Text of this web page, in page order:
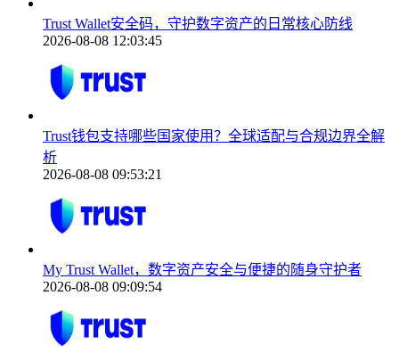
Trust Wallet安全码，守护数字资产的日常核心防线
2026-08-08 12:03:45
Trust钱包支持哪些国家使用？全球适配与合规边界全解
析
2026-08-08 09:53:21
My Trust Wallet，数字资产安全与便捷的随身守护者
2026-08-08 09:09:54